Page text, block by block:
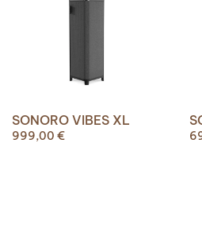
SONORO VIBES XL
999,00 €